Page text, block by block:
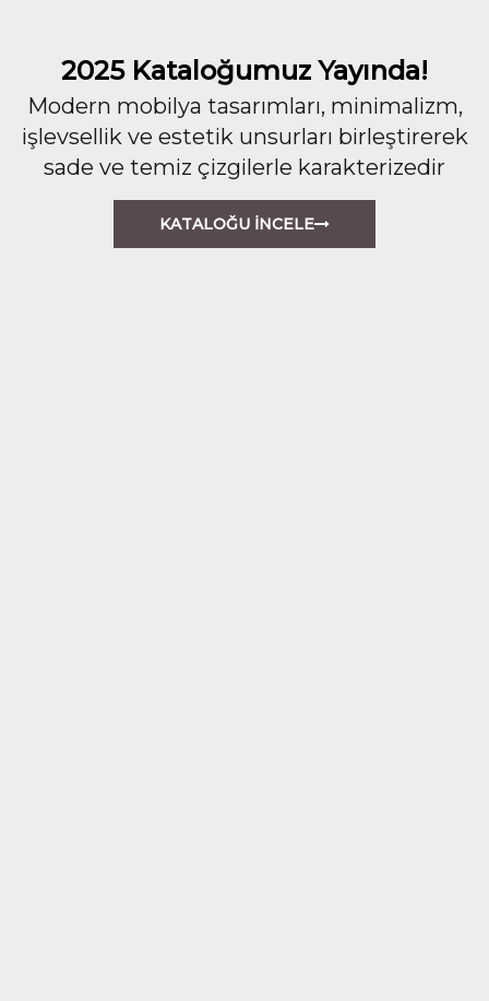
2025 Kataloğumuz Yayında!
Modern mobilya tasarımları, minimalizm,
işlevsellik ve estetik unsurları birleştirerek
sade ve temiz çizgilerle karakterizedir
KATALOĞU İNCELE